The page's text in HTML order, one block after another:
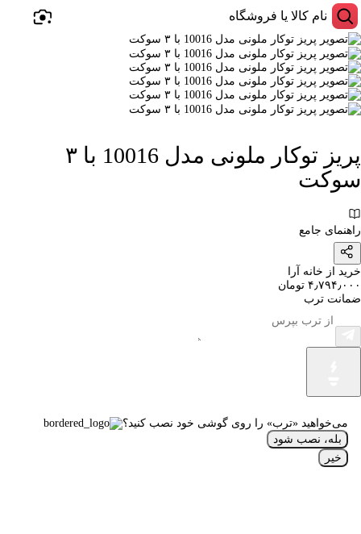
پریز توکار ملونی مدل 10016 با ۳
سوکت
راهنمای جامع
خرید از خانه آرا
۴٫۷۹۴٫۰۰۰ تومان
ضمانت ترب
می‌خواهید «ترب» را روی گوشی خود نصب کنید؟
بله، نصب شود
خیر